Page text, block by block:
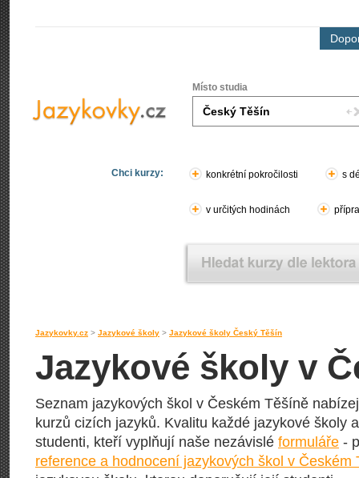
Místo studia
Chci kurzy: konkrétní pokročilosti s
v určitých hodinách
Jazykovky.cz > Jazykové školy > Jazykové školy Český Těšín
Jazykové školy v
Seznam jazykových škol v Českém Těšíně
kurzů cizích jazyků. Kvalitu každé jazykové školy
studenti, kteří vyplňují naše nezávislé formuláře -
reference a hodnocení jazykových škol v Českém